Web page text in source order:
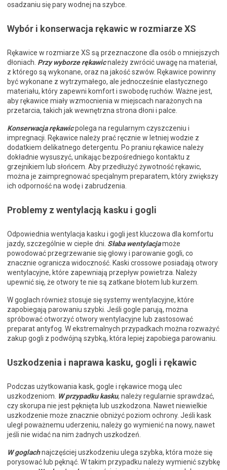
osadzaniu się pary wodnej na szybce.
Wybór i konserwacja rękawic w rozmiarze XS
Rękawice w rozmiarze XS są przeznaczone dla osób o mniejszych
dłoniach. Przy wyborze rękawicnależy zwrócić uwagę na materiał,
z którego są wykonane, oraz na jakość szwów. Rękawice powinny
być wykonane z wytrzymałego, ale jednocześnie elastycznego
materiału, który zapewni komfort i swobodę ruchów. Ważne jest,
aby rękawice miały wzmocnienia w miejscach narażonych na
przetarcia, takich jak wewnętrzna strona dłoni i palce.
Konserwacja rękawicpolega na regularnym czyszczeniu i
impregnacji. Rękawice należy prać ręcznie w letniej wodzie z
dodatkiem delikatnego detergentu. Po praniu rękawice należy
dokładnie wysuszyć, unikając bezpośredniego kontaktu z
grzejnikiem lub słońcem. Aby przedłużyć żywotność rękawic,
można je zaimpregnować specjalnym preparatem, który zwiększy
ich odporność na wodę i zabrudzenia.
Problemy z wentylacją kasku i gogli
Odpowiednia wentylacja kasku i gogli jest kluczowa dla komfortu
jazdy, szczególnie w ciepłe dni. Słaba wentylacjamoże
powodować przegrzewanie się głowy i parowanie gogli, co
znacznie ogranicza widoczność. Kaski crossowe posiadają otwory
wentylacyjne, które zapewniają przepływ powietrza. Należy
upewnić się, że otwory te nie są zatkane błotem lub kurzem.
W goglach również stosuje się systemy wentylacyjne, które
zapobiegają parowaniu szybki. Jeśli gogle parują, można
spróbować otworzyć otwory wentylacyjne lub zastosować
preparat antyfog. W ekstremalnych przypadkach można rozważyć
zakup gogli z podwójną szybką, która lepiej zapobiega parowaniu.
Uszkodzenia i naprawa kasku, gogli i rękawic
Podczas użytkowania kask, gogle i rękawice mogą ulec
uszkodzeniom. W przypadku kasku, należy regularnie sprawdzać,
czy skorupa nie jest pęknięta lub uszkodzona. Nawet niewielkie
uszkodzenie może znacznie obniżyć poziom ochrony. Jeśli kask
uległ poważnemu uderzeniu, należy go wymienić na nowy, nawet
jeśli nie widać na nim żadnych uszkodzeń.
W goglachnajczęściej uszkodzeniu ulega szybka, która może się
porysować lub pęknąć. W takim przypadku należy wymienić szybkę